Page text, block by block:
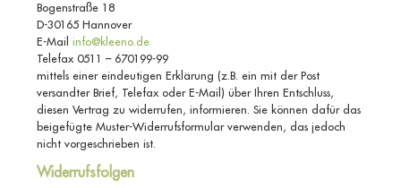
Bogenstraße 18
D-30165 Hannover
E-Mail info@kleeno.de
Telefax 0511 – 670199-99
mittels einer eindeutigen Erklärung (z.B. ein mit der Post
versandter Brief, Telefax oder E-Mail) über Ihren Entschluss,
diesen Vertrag zu widerrufen, informieren. Sie können dafür das
beigefügte Muster-Widerrufsformular verwenden, das jedoch
nicht vorgeschrieben ist.
Widerrufsfolgen